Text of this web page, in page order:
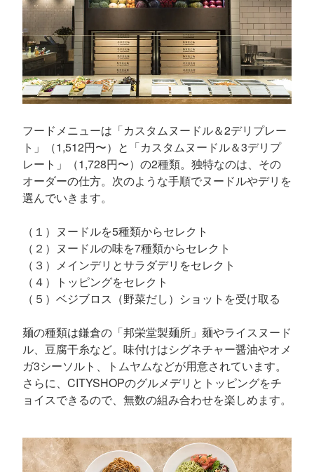
フードメニューは「カスタムヌードル＆2デリプレー
ト」（1,512円〜）と「カスタムヌードル＆3デリプ
レート」（1,728円〜）の2種類。独特なのは、その
オーダーの仕方。次のような手順でヌードルやデリを
選んでいきます。
（１）ヌードルを5種類からセレクト
（２）ヌードルの味を7種類からセレクト
（３）メインデリとサラダデリをセレクト
（４）トッピングをセレクト
（５）ベジブロス（野菜だし）ショットを受け取る
麺の種類は鎌倉の「邦栄堂製麺所」麺やライスヌード
ル、豆腐干糸など。味付けはシグネチャー醤油やオメ
ガ3シーソルト、トムヤムなどが用意されています。
さらに、CITYSHOPのグルメデリとトッピングをチ
ョイスできるので、無数の組み合わせを楽しめます。